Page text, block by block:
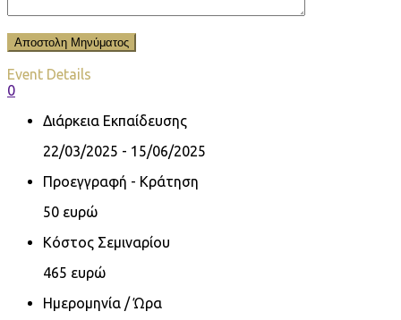
Event Details
0
Διάρκεια Εκπαίδευσης
22/03/2025 - 15/06/2025
Προεγγραφή - Κράτηση
50 ευρώ
Κόστος Σεμιναρίου
465 ευρώ
Ημερομηνία / Ώρα